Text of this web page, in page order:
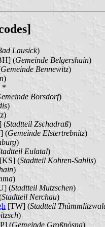
Lausick)
(Gemeinde Belgershain)
Gemeinde Bennewitz)
)
*
Borsdorf)
)
)
(Stadtteil Zschadraß)
(Gemeinde Elstertrebnitz)
)
Eulatal)
[KS] (Stadtteil Kohren-Sahlis)
)
)
(Stadtteil Mutzschen)
Stadtteil Nerchau)
[TW] (Stadtteil
)
(Gemeinde Großpösna)